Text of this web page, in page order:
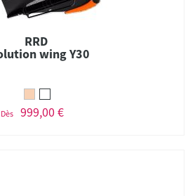
RRD
wing Y30
Dès 999,00 €